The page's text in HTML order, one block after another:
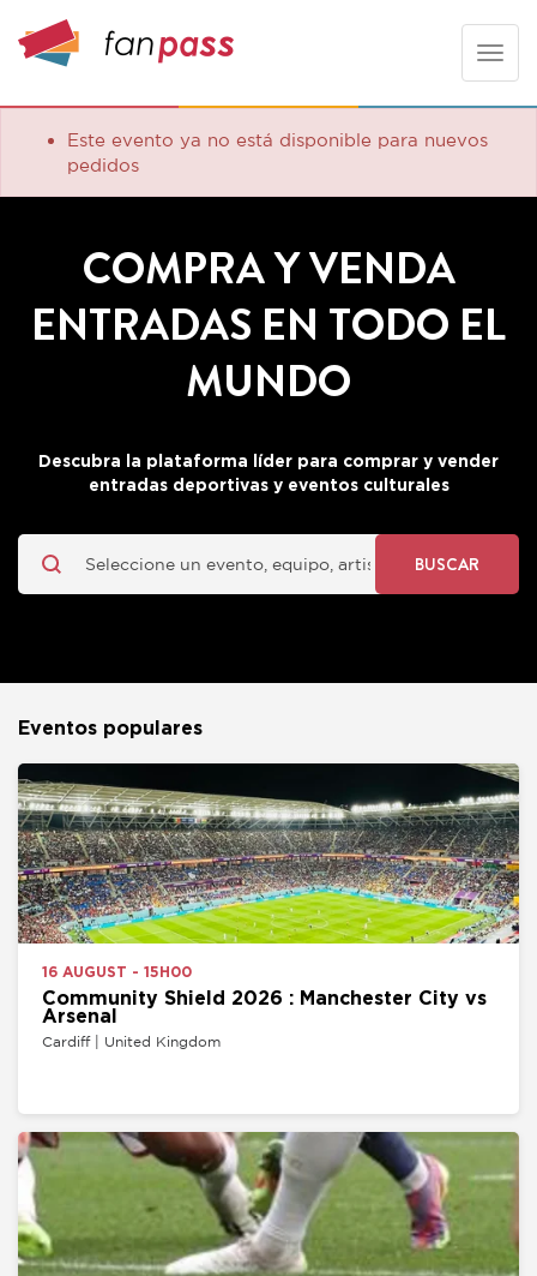
Toggle
Este evento ya no está disponible para nuevos
pedidos
COMPRA Y VENDA
ENTRADAS EN TODO EL
MUNDO
Descubra la plataforma líder para comprar y vender
entradas deportivas y eventos culturales
BUSCAR
Eventos populares
16 AUGUST - 15H00
Community Shield 2026 : Manchester City vs
Arsenal
Cardiff | United Kingdom